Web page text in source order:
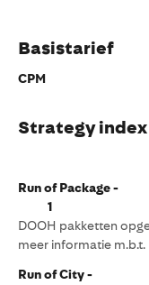
Basistarief
CPM
Strategy index
Run
1
DOOH pakketten
meer informatie
Run